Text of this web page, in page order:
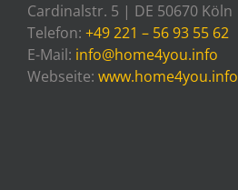
Cardinalstr. 5 | DE 50670 Köln
Telefon: +49 221 – 56 93 55 62
E-Mail: info@home4you.info
Webseite: www.home4you.info